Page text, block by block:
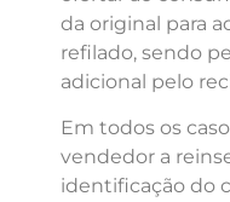
da original para
refilado, sendo
adicional pelo
Em todos os
vendedor a
identificação do